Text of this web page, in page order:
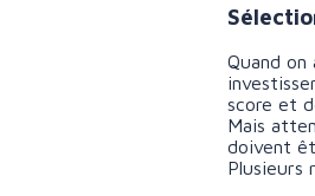
Quand
score et
Mais
doivent
Plusieurs